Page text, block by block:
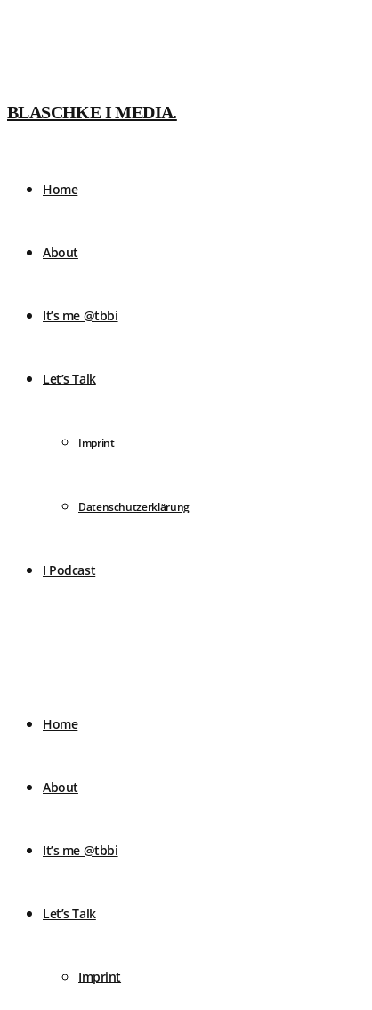
BLASCHKE I MEDIA.
Home
About
It’s me @tbbi
Let’s Talk
Imprint
Datenschutzerklärung
I Podcast
Home
About
It’s me @tbbi
Let’s Talk
Imprint